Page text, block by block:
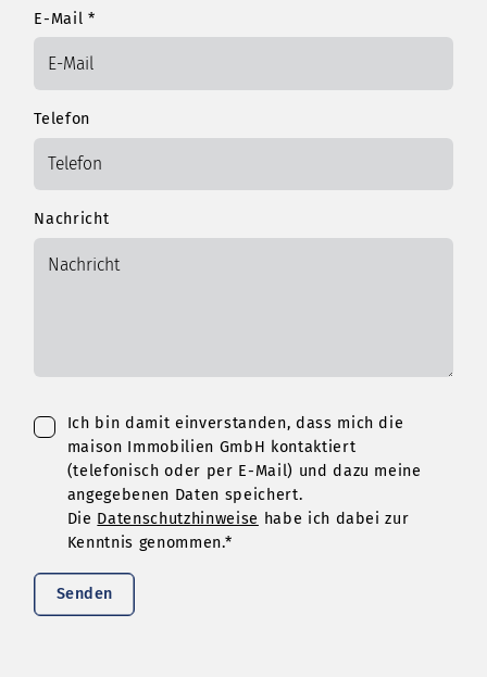
E-Mail *
Telefon
Nachricht
Ich bin damit einverstanden, dass mich die
maison Immobilien GmbH kontaktiert
(telefonisch oder per E-Mail) und dazu meine
angegebenen Daten speichert.
Die Datenschutzhinweise habe ich dabei zur
Kenntnis genommen.*
Senden